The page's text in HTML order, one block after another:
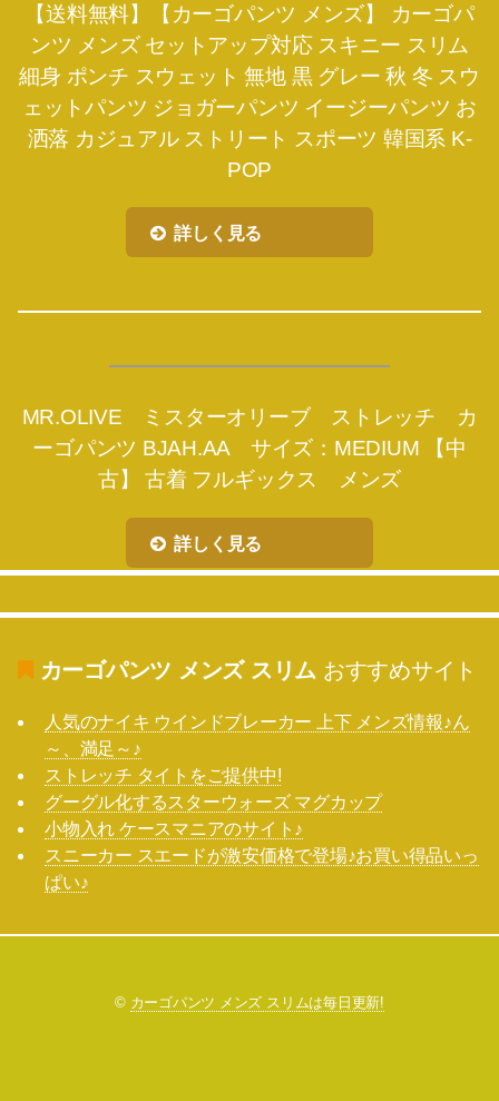
【送料無料】【カーゴパンツ メンズ】 カーゴパ
ンツ メンズ セットアップ対応 スキニー スリム
細身 ポンチ スウェット 無地 黒 グレー 秋 冬 スウ
ェットパンツ ジョガーパンツ イージーパンツ お
洒落 カジュアル ストリート スポーツ 韓国系 K-
POP
詳しく見る
MR.OLIVE ミスターオリーブ ストレッチ カ
ーゴパンツ BJAH.AA サイズ：MEDIUM 【中
古】 古着 フルギックス メンズ
詳しく見る
カーゴパンツ メンズ スリム おすすめサイト
人気のナイキ ウインドブレーカー 上下 メンズ情報♪ん
～、満足～♪
ストレッチ タイトをご提供中!
グーグル化するスターウォーズ マグカップ
小物入れ ケースマニアのサイト♪
スニーカー スエードが激安価格で登場♪お買い得品いっ
ぱい♪
© カーゴパンツ メンズ スリムは毎日更新!